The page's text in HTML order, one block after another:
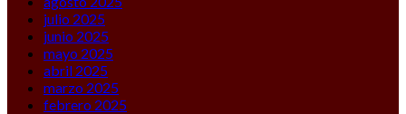
julio 2025
junio 2025
mayo 2025
abril 2025
marzo 2025
febrero 2025